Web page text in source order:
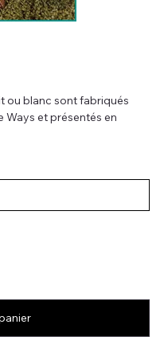
ou blanc sont fabriqués
Ways et présentés en